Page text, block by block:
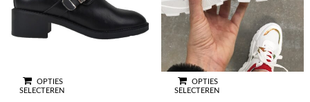
OPTIES
SELECTEREN
OPTIES
SELECTEREN